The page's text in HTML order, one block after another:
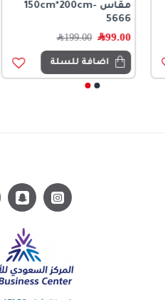
مقاس 150cm*200cm-
5666
99.00﷼ 199.00﷼
اضافة للسلة